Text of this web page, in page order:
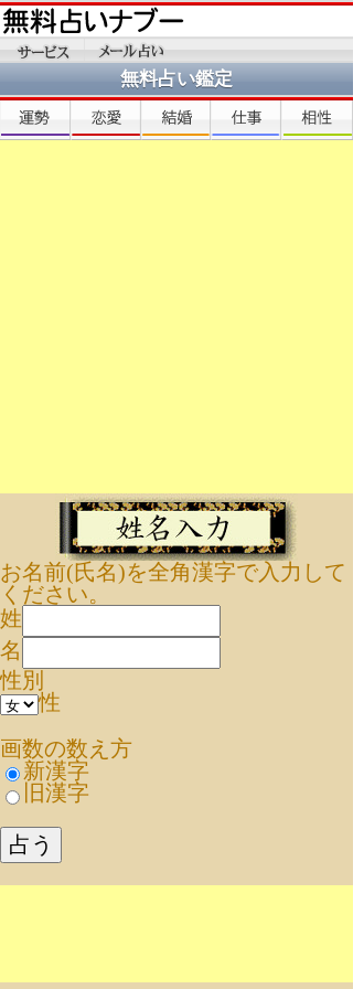
無料占い鑑定
お名前(氏名)を全角漢字で入力して
ください。
姓
名
性別
性
画数の数え方
新漢字
旧漢字